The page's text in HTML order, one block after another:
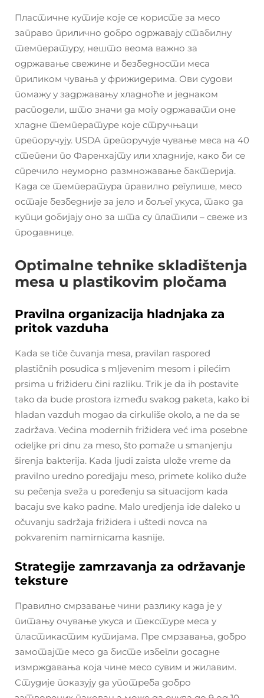
Пластичне кутије које се користе за месо
заправо прилично добро одржавају стабилну
температуру, нешто веома важно за
одржавање свежине и безбедности меса
приликом чувања у фрижидерима. Ови судови
помажу у задржавању хладноће и једнаком
расподели, што значи да могу одржавати оне
хладне температуре које стручњаци
препоручују. USDA препоручује чување меса на 40
степени по Фаренхајту или хладније, како би се
спречило неуморно размножавање бактерија.
Када се температура правилно регулише, месо
остаје безбедније за јело и бољег укуса, тако да
купци добијају оно за шта су платили – свеже из
продавнице.
Optimalne tehnike skladištenja
mesa u plastikovim pločama
Pravilna organizacija hladnjaka za
pritok vazduha
Kada se tiče čuvanja mesa, pravilan raspored
plastičnih posudica s mljevenim mesom i pilećim
prsima u frižideru čini razliku. Trik je da ih postavite
tako da bude prostora između svakog paketa, kako bi
hladan vazduh mogao da cirkuliše okolo, a ne da se
zadržava. Većina modernih frižidera već ima posebne
odeljke pri dnu za meso, što pomaže u smanjenju
širenja bakterija. Kada ljudi zaista ulože vreme da
pravilno uredno poredjaju meso, primete koliko duže
su pečenja sveža u poređenju sa situacijom kada
bacaju sve kako padne. Malo uredjenja ide daleko u
očuvanju sadržaja frižidera i uštedi novca na
pokvarenim namirnicama kasnije.
Strategije zamrzavanja za održavanje
teksture
Правилно смрзавање чини разлику када је у
питању очување укуса и текстуре меса у
пластикастим кутијама. Пре смрзавања, добро
замотајте месо да бисте избегли досадне
измрждавања која чине месо сувим и жилавим.
Студије показују да употреба добро